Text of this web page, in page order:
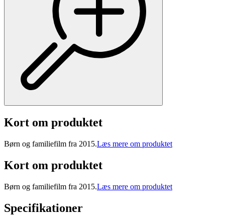
Kort om produktet
Børn og familiefilm fra 2015.Læs mere om produktet
Kort om produktet
Børn og familiefilm fra 2015.Læs mere om produktet
Specifikationer